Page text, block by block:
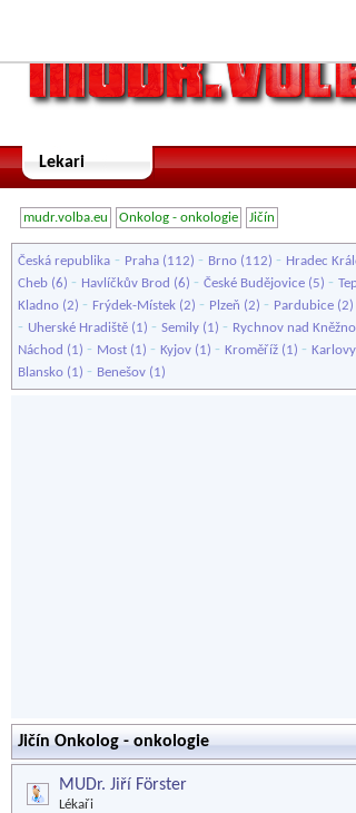
Lekari
mudr.volba.eu Onkolog - onkologie Jičín
Česká republika - Praha (112) - Brno (112) - Hradec
Cheb (6) - Havlíčkův Brod (6) - České Budějovice (5) -
Kladno (2) - Frýdek-Místek (2) - Plzeň (2) - Pardubice (2)
- Uherské Hradiště (1) - Semily (1) - Rychnov nad
Náchod (1) - Most (1) - Kyjov (1) - Kroměříž (1) -
Blansko (1) - Benešov (1)
Jičín Onkolog - onkologie
MUDr. Jiří Förster
Lékaři